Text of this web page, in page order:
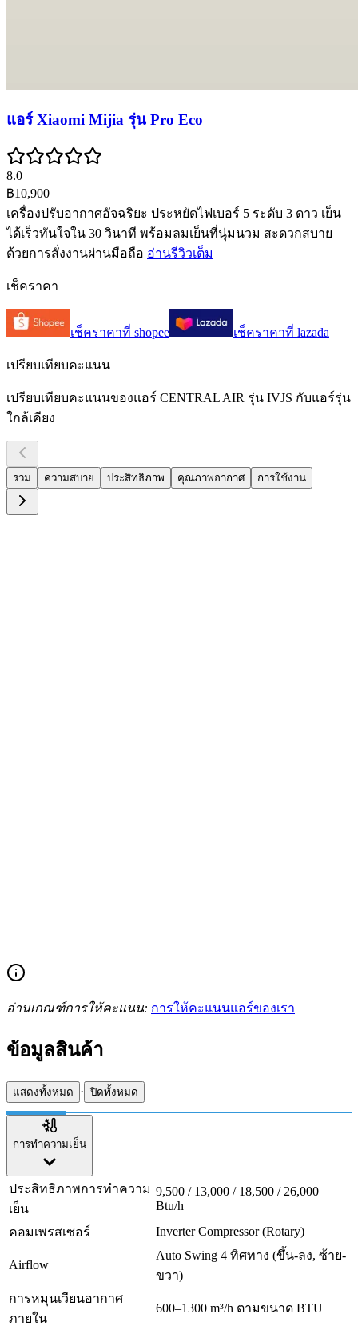
แอร์ Xiaomi Mijia รุ่น Pro Eco
8.0
฿10,900
เครื่องปรับอากาศอัจฉริยะ ประหยัดไฟเบอร์ 5 ระดับ 3 ดาว เย็น
ได้เร็วทันใจใน 30 วินาที พร้อมลมเย็นที่นุ่มนวม สะดวกสบาย
ด้วยการสั่งงานผ่านมือถือ อ่านรีวิวเต็ม
เช็คราคา
เช็คราคาที่ shopee เช็คราคาที่ lazada
เปรียบเทียบคะแนน
เปรียบเทียบคะแนนของแอร์ CENTRAL AIR รุ่น IVJS กับแอร์รุ่น
ใกล้เคียง
รวม ความสบาย ประสิทธิภาพ คุณภาพอากาศ การใช้งาน
อ่านเกณฑ์การให้คะแนน: การให้คะแนนแอร์ของเรา
ข้อมูลสินค้า
แสดงทั้งหมด · ปิดทั้งหมด
การทำความเย็น
ประสิทธิภาพการทำความ
เย็น
9,500 / 13,000 / 18,500 / 26,000
Btu/h
คอมเพรสเซอร์
Inverter Compressor (Rotary)
Airflow
Auto Swing 4 ทิศทาง (ขึ้น-ลง, ซ้าย-
ขวา)
การหมุนเวียนอากาศ
ภายใน
600–1300 m³/h ตามขนาด BTU